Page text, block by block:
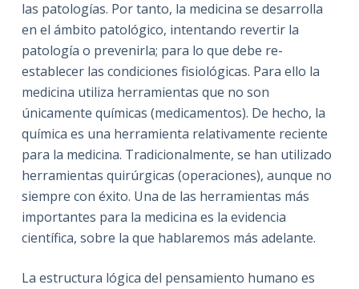
las patologías. Por tanto, la medicina se desarrolla
en el ámbito patológico, intentando revertir la
patología o prevenirla; para lo que debe re-
establecer las condiciones fisiológicas. Para ello la
medicina utiliza herramientas que no son
únicamente químicas (medicamentos). De hecho, la
química es una herramienta relativamente reciente
para la medicina. Tradicionalmente, se han utilizado
herramientas quirúrgicas (operaciones), aunque no
siempre con éxito. Una de las herramientas más
importantes para la medicina es la evidencia
científica, sobre la que hablaremos más adelante.
La estructura lógica del pensamiento humano es